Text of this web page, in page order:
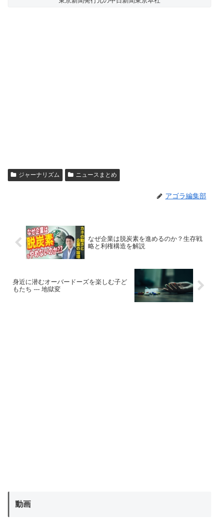
ジャーナリズム ニュースまとめ
アゴラ編集部
なぜ企業は脱炭素を進めるのか？生存戦
略と利権構造を解説
身近に潜むオーバードーズを楽しむ子ど
もたち --- 地獄変
動画